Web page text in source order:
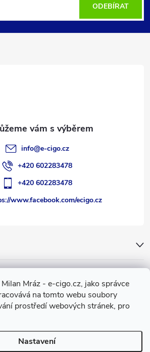
Mráz - e-cigo.cz, jako správce
na tomto webu soubory
prostředí webových stránek, pro
Nastavení
ODEBÍRAT
info@e-cigo.cz
+420 602283478
+420 602283478
www.facebook.com/ecigo.cz